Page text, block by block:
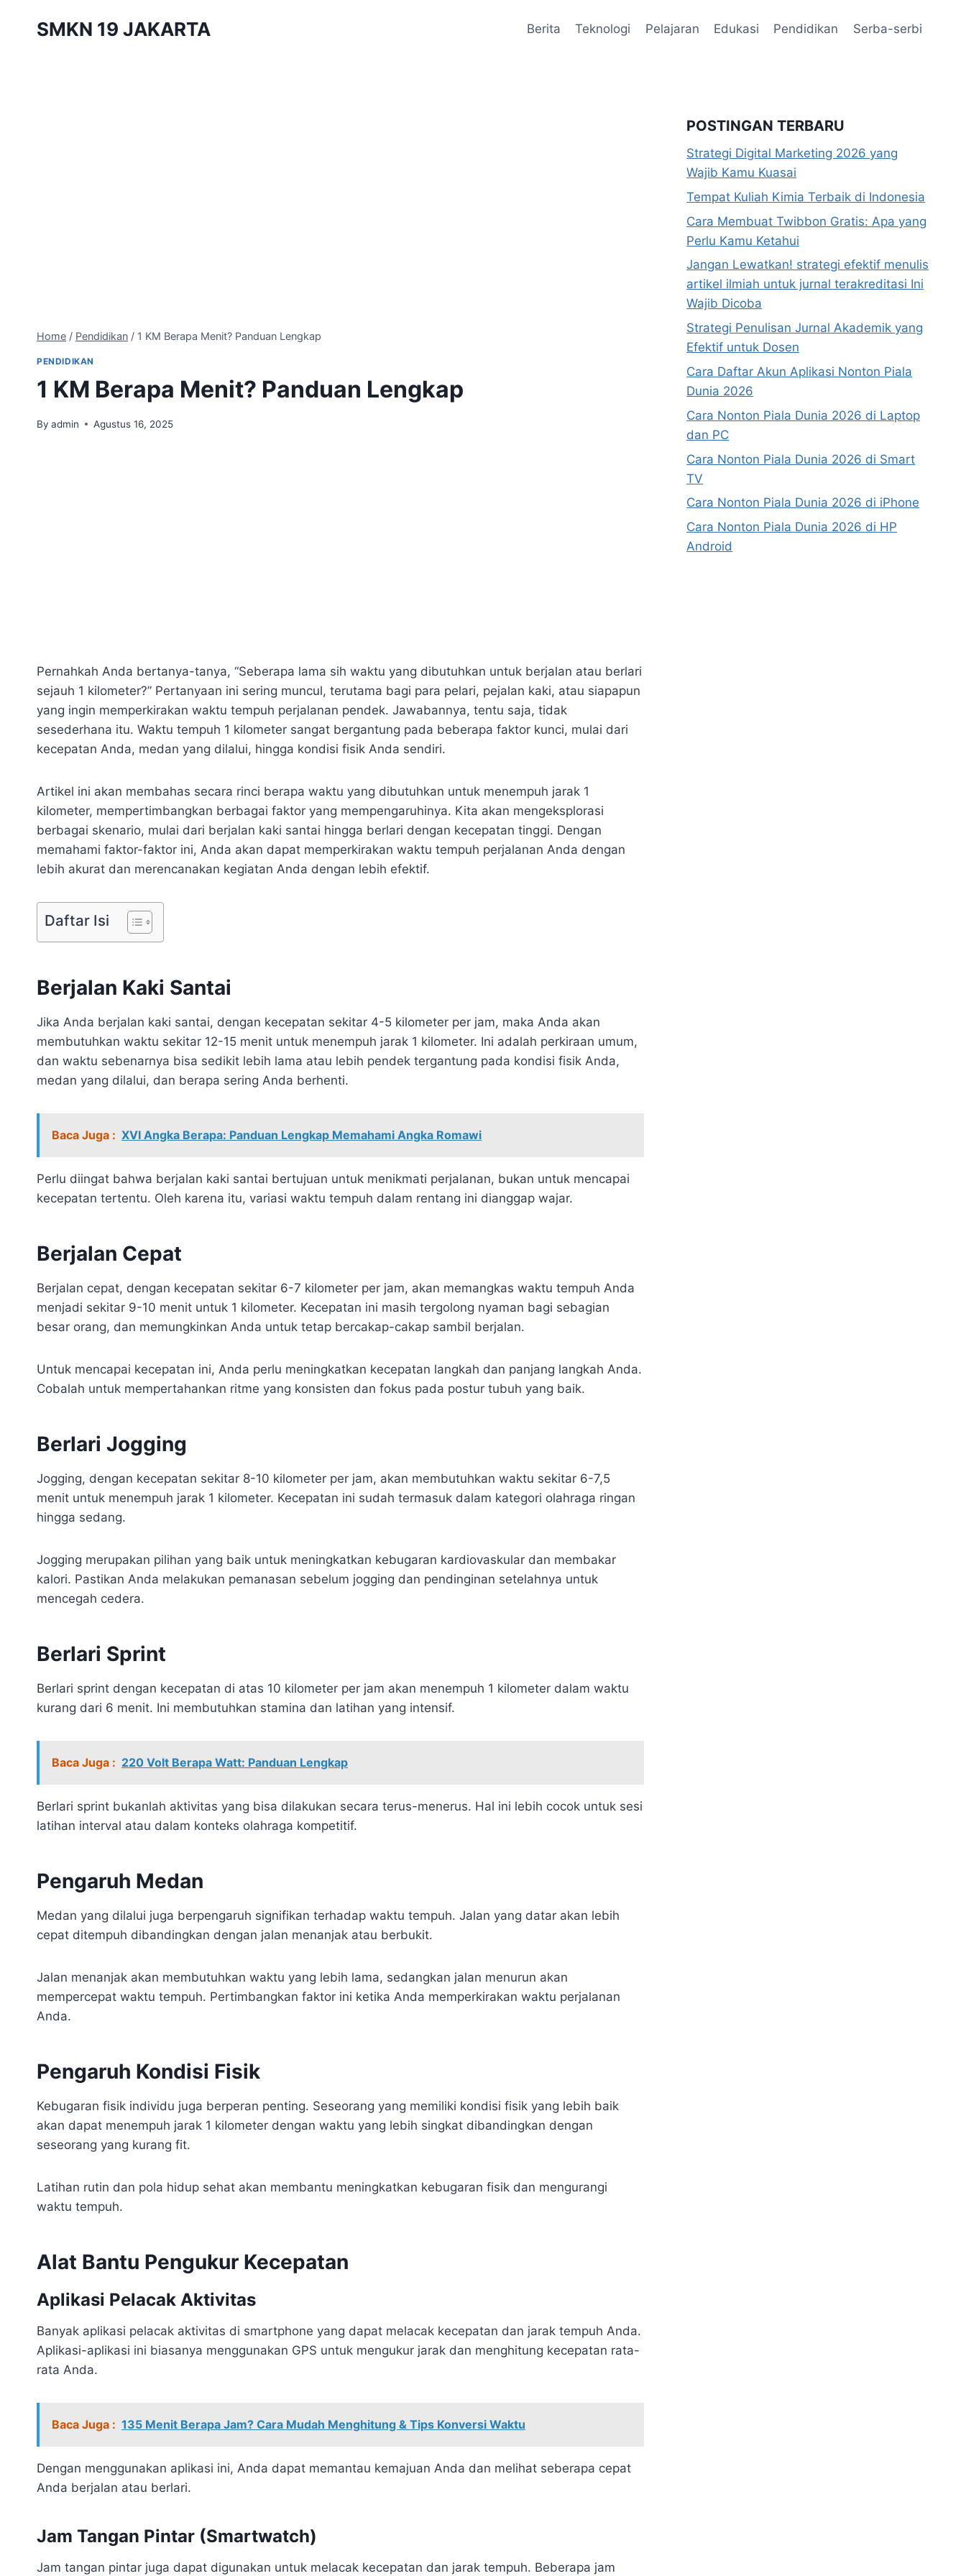
SMKN 19 JAKARTA Berita Teknologi Pelajaran Edukasi Pendidikan Serba-serbi
Home / Pendidikan / 1 KM Berapa Menit? Panduan Lengkap
PENDIDIKAN
1 KM Berapa Menit? Panduan Lengkap
By admin Agustus 16, 2025
Pernahkah Anda bertanya-tanya, “Seberapa lama sih waktu yang dibutuhkan untuk berjalan atau berlari
sejauh 1 kilometer?” Pertanyaan ini sering muncul, terutama bagi para pelari, pejalan kaki, atau siapapun
yang ingin memperkirakan waktu tempuh perjalanan pendek. Jawabannya, tentu saja, tidak
sesederhana itu. Waktu tempuh 1 kilometer sangat bergantung pada beberapa faktor kunci, mulai dari
kecepatan Anda, medan yang dilalui, hingga kondisi fisik Anda sendiri.
Artikel ini akan membahas secara rinci berapa waktu yang dibutuhkan untuk menempuh jarak 1
kilometer, mempertimbangkan berbagai faktor yang mempengaruhinya. Kita akan mengeksplorasi
berbagai skenario, mulai dari berjalan kaki santai hingga berlari dengan kecepatan tinggi. Dengan
memahami faktor-faktor ini, Anda akan dapat memperkirakan waktu tempuh perjalanan Anda dengan
lebih akurat dan merencanakan kegiatan Anda dengan lebih efektif.
Daftar Isi
Berjalan Kaki Santai
Jika Anda berjalan kaki santai, dengan kecepatan sekitar 4-5 kilometer per jam, maka Anda akan
membutuhkan waktu sekitar 12-15 menit untuk menempuh jarak 1 kilometer. Ini adalah perkiraan umum,
dan waktu sebenarnya bisa sedikit lebih lama atau lebih pendek tergantung pada kondisi fisik Anda,
medan yang dilalui, dan berapa sering Anda berhenti.
Baca Juga : XVI Angka Berapa: Panduan Lengkap Memahami Angka Romawi
Perlu diingat bahwa berjalan kaki santai bertujuan untuk menikmati perjalanan, bukan untuk mencapai
kecepatan tertentu. Oleh karena itu, variasi waktu tempuh dalam rentang ini dianggap wajar.
Berjalan Cepat
Berjalan cepat, dengan kecepatan sekitar 6-7 kilometer per jam, akan memangkas waktu tempuh Anda
menjadi sekitar 9-10 menit untuk 1 kilometer. Kecepatan ini masih tergolong nyaman bagi sebagian
besar orang, dan memungkinkan Anda untuk tetap bercakap-cakap sambil berjalan.
Untuk mencapai kecepatan ini, Anda perlu meningkatkan kecepatan langkah dan panjang langkah Anda.
Cobalah untuk mempertahankan ritme yang konsisten dan fokus pada postur tubuh yang baik.
Berlari Jogging
Jogging, dengan kecepatan sekitar 8-10 kilometer per jam, akan membutuhkan waktu sekitar 6-7,5
menit untuk menempuh jarak 1 kilometer. Kecepatan ini sudah termasuk dalam kategori olahraga ringan
hingga sedang.
Jogging merupakan pilihan yang baik untuk meningkatkan kebugaran kardiovaskular dan membakar
kalori. Pastikan Anda melakukan pemanasan sebelum jogging dan pendinginan setelahnya untuk
mencegah cedera.
Berlari Sprint
Berlari sprint dengan kecepatan di atas 10 kilometer per jam akan menempuh 1 kilometer dalam waktu
kurang dari 6 menit. Ini membutuhkan stamina dan latihan yang intensif.
Baca Juga : 220 Volt Berapa Watt: Panduan Lengkap
Berlari sprint bukanlah aktivitas yang bisa dilakukan secara terus-menerus. Hal ini lebih cocok untuk sesi
latihan interval atau dalam konteks olahraga kompetitif.
Pengaruh Medan
Medan yang dilalui juga berpengaruh signifikan terhadap waktu tempuh. Jalan yang datar akan lebih
cepat ditempuh dibandingkan dengan jalan menanjak atau berbukit.
Jalan menanjak akan membutuhkan waktu yang lebih lama, sedangkan jalan menurun akan
mempercepat waktu tempuh. Pertimbangkan faktor ini ketika Anda memperkirakan waktu perjalanan
Anda.
Pengaruh Kondisi Fisik
Kebugaran fisik individu juga berperan penting. Seseorang yang memiliki kondisi fisik yang lebih baik
akan dapat menempuh jarak 1 kilometer dengan waktu yang lebih singkat dibandingkan dengan
seseorang yang kurang fit.
Latihan rutin dan pola hidup sehat akan membantu meningkatkan kebugaran fisik dan mengurangi
waktu tempuh.
Alat Bantu Pengukur Kecepatan
Aplikasi Pelacak Aktivitas
Banyak aplikasi pelacak aktivitas di smartphone yang dapat melacak kecepatan dan jarak tempuh Anda.
Aplikasi-aplikasi ini biasanya menggunakan GPS untuk mengukur jarak dan menghitung kecepatan rata-
rata Anda.
Baca Juga : 135 Menit Berapa Jam? Cara Mudah Menghitung & Tips Konversi Waktu
Dengan menggunakan aplikasi ini, Anda dapat memantau kemajuan Anda dan melihat seberapa cepat
Anda berjalan atau berlari.
Jam Tangan Pintar (Smartwatch)
Jam tangan pintar juga dapat digunakan untuk melacak kecepatan dan jarak tempuh. Beberapa jam
POSTINGAN TERBARU
Strategi Digital Marketing 2026 yang
Wajib Kamu Kuasai
Tempat Kuliah Kimia Terbaik di Indonesia
Cara Membuat Twibbon Gratis: Apa yang
Perlu Kamu Ketahui
Jangan Lewatkan! strategi efektif menulis
artikel ilmiah untuk jurnal terakreditasi Ini
Wajib Dicoba
Strategi Penulisan Jurnal Akademik yang
Efektif untuk Dosen
Cara Daftar Akun Aplikasi Nonton Piala
Dunia 2026
Cara Nonton Piala Dunia 2026 di Laptop
dan PC
Cara Nonton Piala Dunia 2026 di Smart
TV
Cara Nonton Piala Dunia 2026 di iPhone
Cara Nonton Piala Dunia 2026 di HP
Android